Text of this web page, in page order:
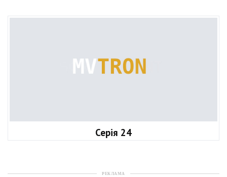
Серія 24
РЕКЛАМА